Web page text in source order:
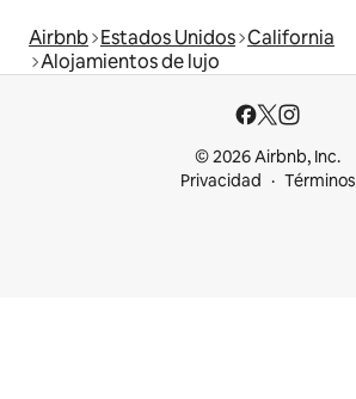
Airbnb Estados Unidos California
Alojamientos de lujo
© 2026 Airbnb, Inc.
Privacidad
Términos